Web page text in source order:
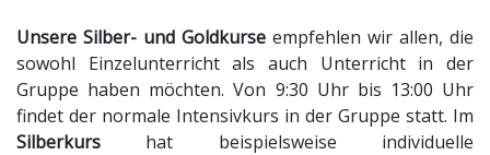
Unsere Silber- und Goldkurse empfehlen wir allen, die
sowohl Einzelunterricht als auch Unterricht in der
Gruppe haben möchten. Von 9:30 Uhr bis 13:00 Uhr
findet der normale Intensivkurs in der Gruppe statt. Im
Silberkurs hat beispielsweise individuelle